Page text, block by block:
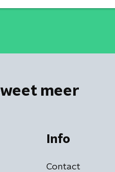
weet meer
Info
Contact